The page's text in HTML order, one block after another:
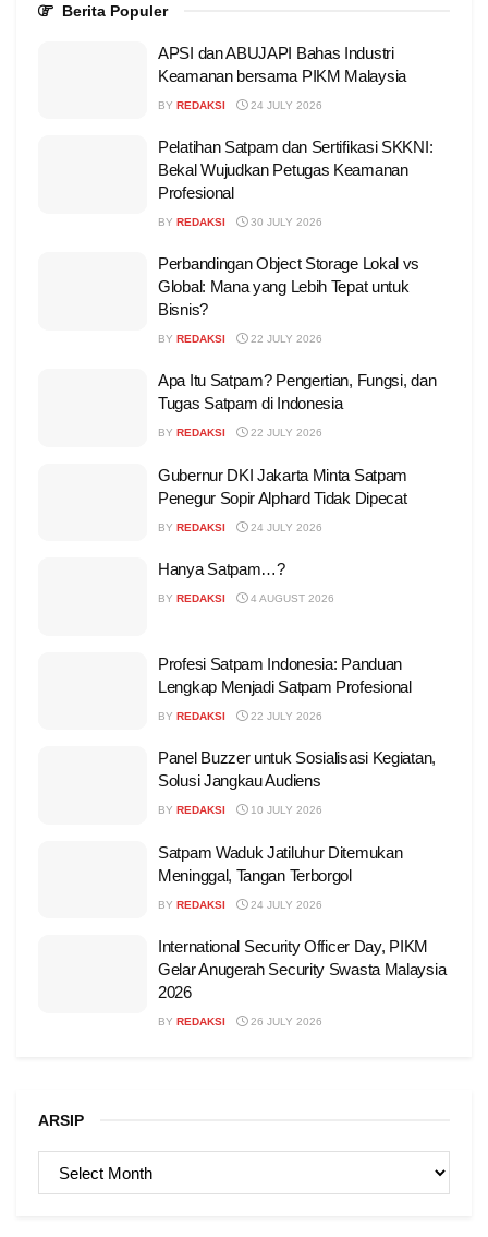
Berita Populer
APSI dan ABUJAPI Bahas Industri
Keamanan bersama PIKM Malaysia
BY REDAKSI 24 JULY 2026
Pelatihan Satpam dan Sertifikasi SKKNI:
Bekal Wujudkan Petugas Keamanan
Profesional
BY REDAKSI 30 JULY 2026
Perbandingan Object Storage Lokal vs
Global: Mana yang Lebih Tepat untuk
Bisnis?
BY REDAKSI 22 JULY 2026
Apa Itu Satpam? Pengertian, Fungsi, dan
Tugas Satpam di Indonesia
BY REDAKSI 22 JULY 2026
Gubernur DKI Jakarta Minta Satpam
Penegur Sopir Alphard Tidak Dipecat
BY REDAKSI 24 JULY 2026
Hanya Satpam…?
BY REDAKSI 4 AUGUST 2026
Profesi Satpam Indonesia: Panduan
Lengkap Menjadi Satpam Profesional
BY REDAKSI 22 JULY 2026
Panel Buzzer untuk Sosialisasi Kegiatan,
Solusi Jangkau Audiens
BY REDAKSI 10 JULY 2026
Satpam Waduk Jatiluhur Ditemukan
Meninggal, Tangan Terborgol
BY REDAKSI 24 JULY 2026
International Security Officer Day, PIKM
Gelar Anugerah Security Swasta Malaysia
2026
BY REDAKSI 26 JULY 2026
ARSIP
ARSIP